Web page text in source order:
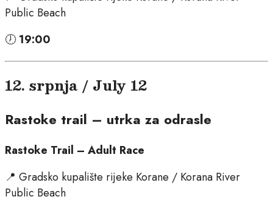
Public Beach
🕖19:00
12. srpnja / July 12
Rastoke trail – utrka za odrasle
Rastoke Trail – Adult Race
📍 Gradsko kupalište rijeke Korane / Korana River
Public Beach